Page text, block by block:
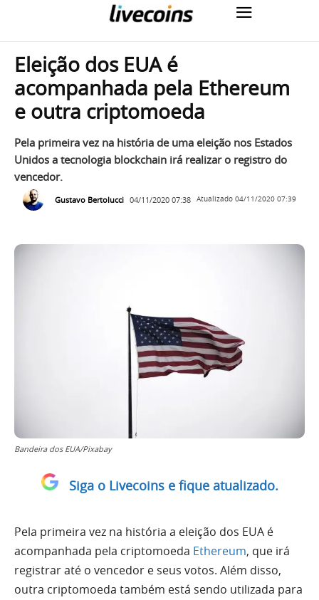
Eleição dos EUA é
acompanhada pela Ethereum
e outra criptomoeda
Pela primeira vez na história de uma eleição nos Estados
Unidos a tecnologia blockchain irá realizar o registro do
vencedor.
Gustavo Bertolucci 04/11/2020 07:38 Atualizado 04/11/2020 07:39
Bandeira dos EUA/Pixabay
Siga o Livecoins e fique atualizado.
Pela primeira vez na história a eleição dos EUA é
acompanhada pela criptomoeda Ethereum, que irá
registrar até o vencedor e seus votos. Além disso,
outra criptomoeda também está sendo utilizada para